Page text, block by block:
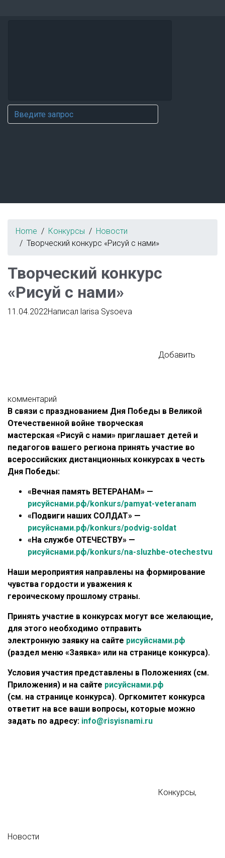
Home Конкурсы
Новости
Творческий конкурс «Рисуй с нами»
Творческий конкурс
«Рисуй с нами»
11.04.2022Написал larisa Sysoeva
Добавить
комментарий
В связи с празднованием Дня Победы в Великой
Отечественной войне творческая
мастерская «Рисуй с нами» приглашает детей и
педагогов вашего региона принять участие во
всероссийских дистанционных конкурсах в честь
Дня Победы:
«Вечная память ВЕТЕРАНАМ» —
рисуйснами.рф/konkurs/pamyat-veteranam
«Подвиги наших СОЛДАТ» —
рисуйснами.рф/konkurs/podvig-soldat
«На службе ОТЕЧЕСТВУ» —
рисуйснами.рф/konkurs/na-sluzhbe-otechestvu
Наши мероприятия направлены на формирование
чувства гордости и уважения к
героическому прошлому страны.
Принять участие в конкурсах могут все желающие,
для этого необходимо отправить
электронную заявку на сайте рисуйснами.рф
(раздел меню «Заявка» или на странице конкурса).
Условия участия представлены в Положениях (см.
Приложения) и на сайте рисуйснами.рф
(см. на странице конкурса). Оргкомитет конкурса
ответит на все ваши вопросы, которые можно
задать по адресу: info@risyisnami.ru
Конкурсы,
Новости